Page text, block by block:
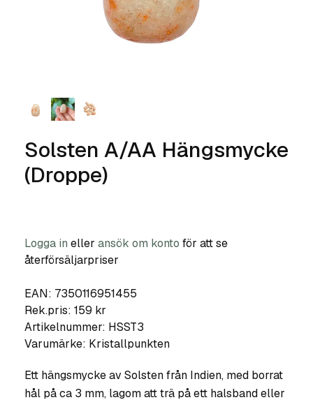
Solsten A/AA Hängsmycke
(Droppe)
Logga in eller ansök om konto för att se
återförsäljarpriser
EAN: 7350116951455
Rek.pris: 159 kr
Artikelnummer: HSST3
Varumärke: Kristallpunkten
Ett hängsmycke av Solsten från Indien, med borrat
hål på ca 3 mm, lagom att trä på ett halsband eller